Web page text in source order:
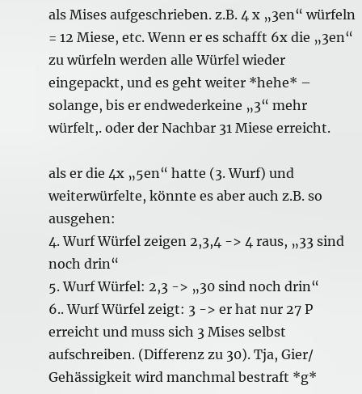
als Mises aufgeschrieben. z.B. 4 x „3en“ würfeln
= 12 Miese, etc. Wenn er es schafft 6x die „3en“
zu würfeln werden alle Würfel wieder
eingepackt, und es geht weiter *hehe* –
solange, bis er endwederkeine „3“ mehr
würfelt,. oder der Nachbar 31 Miese erreicht.
als er die 4x „5en“ hatte (3. Wurf) und
weiterwürfelte, könnte es aber auch z.B. so
ausgehen:
4. Wurf Würfel zeigen 2,3,4 -> 4 raus, „33 sind
noch drin“
5. Wurf Würfel: 2,3 -> „30 sind noch drin“
6.. Wurf Würfel zeigt: 3 -> er hat nur 27 P
erreicht und muss sich 3 Mises selbst
aufschreiben. (Differenz zu 30). Tja, Gier/
Gehässigkeit wird manchmal bestraft *g*